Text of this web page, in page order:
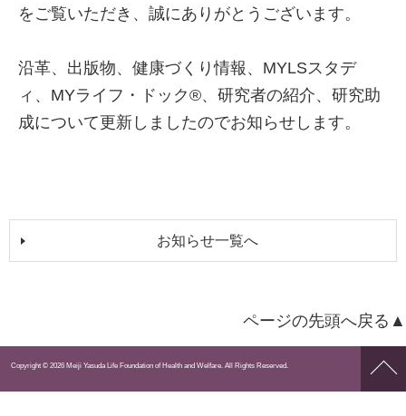
をご覧いただき、誠にありがとうございます。
沿革、出版物、健康づくり情報、MYLSスタデ
ィ、MYライフ・ドック®、研究者の紹介、研究助
成について更新しましたのでお知らせします。
お知らせ一覧へ
ページの先頭へ戻る▲
ペー
Copyright © 2026 Meiji Yasuda Life Foundation of Health and Welfare. All Rights Reserved.